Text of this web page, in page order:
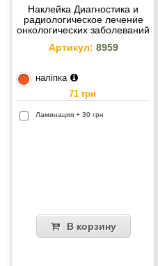
Наклейка Диагностика и
радиологическое лечение
онкологических заболеваний
Артикул: 8959
наліпка
71 грн
Ламинация + 30 грн
В корзину